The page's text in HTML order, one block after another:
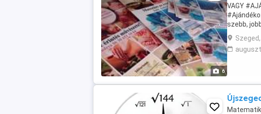
6
VAGY
szebb,
fárasztó